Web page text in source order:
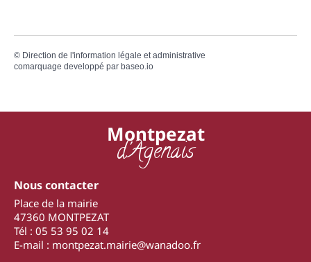
© Direction de l'information légale et administrative
comarquage developpé par baseo.io
Montpezat
d'Agenais
Nous contacter
Place de la mairie
47360 MONTPEZAT
Tél : 05 53 95 02 14
E-mail : montpezat.mairie@wanadoo.fr